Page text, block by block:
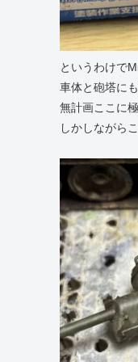
というわけで
車体と砲塔に
無計画ここに極
しかしながら